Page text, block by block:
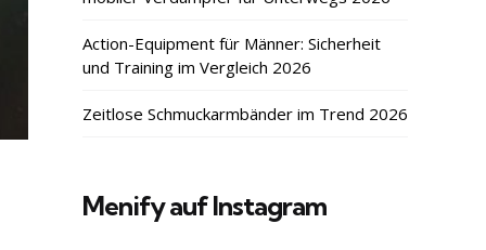
Action-Equipment für Männer: Sicherheit
und Training im Vergleich 2026
Zeitlose Schmuckarmbänder im Trend 2026
Menify auf Instagram